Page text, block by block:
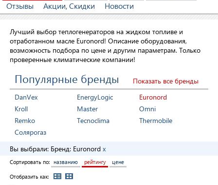
Отзывы
Акции, Скидки Новости
Лучший выбор теплогенераторов на жидком топливе и
отработанном масле Euronord! Описание оборудования,
возможность подбора по цене и другим параметрам. Только
проверенные климатические компании!
Показать все бренды
Популярные бренды
DanVex EnergyLogic
Euronord
Kroll
Master
Omni
Remko
Tecnoclima
Thermobile
Солярогаз
Вы выбрали: Бренд: Euronord x
Сортировать по: названию рейтингу цене
Отобразить как: